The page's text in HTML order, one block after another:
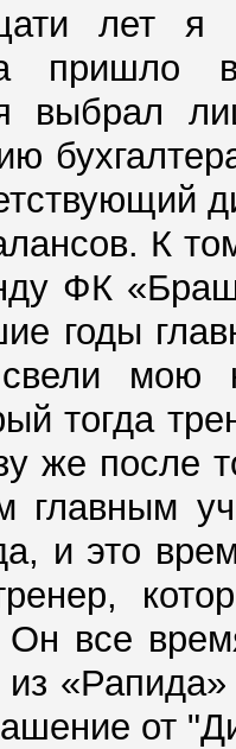
лет я
пришло
выбрал
К
ФК
годы
мою
тогда
же после
главным
и это
все
от